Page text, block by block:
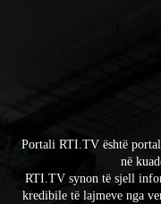
Portali RTI.TV është
në
RTI.TV synon të sjell
kredibile të lajmeve nga